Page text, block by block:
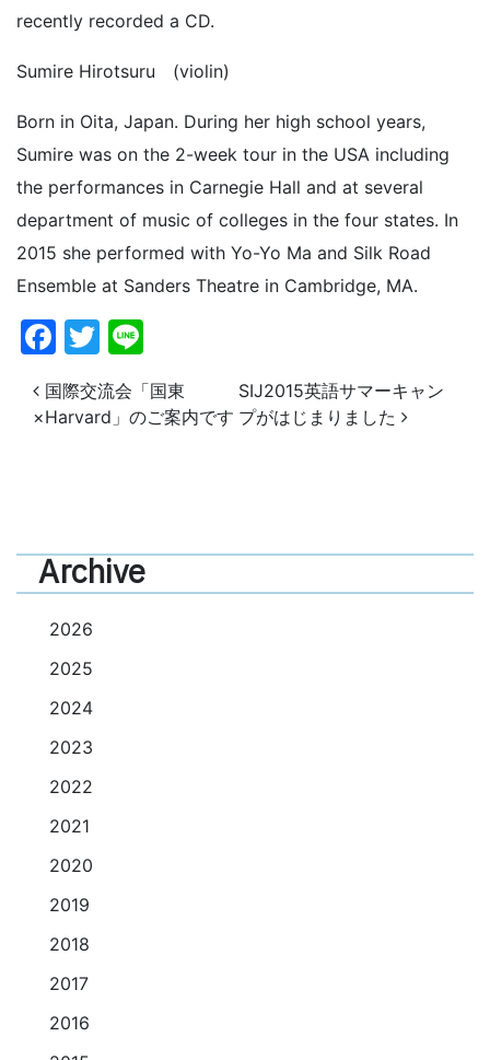
recently recorded a CD.
Sumire Hirotsuru (violin)
Born in Oita, Japan. During her high school years,
Sumire was on the 2-week tour in the USA including
the performances in Carnegie Hall and at several
department of music of colleges in the four states. In
2015 she performed with Yo-Yo Ma and Silk Road
Ensemble at Sanders Theatre in Cambridge, MA.
Facebook
Twitter
投稿ナビゲーション
国際交流会「国東
×Harvard」のご案内です
SIJ2015英語サマーキャン
プがはじまりました
Archive
2026
2025
2024
2023
2022
2021
2020
2019
2018
2017
2016